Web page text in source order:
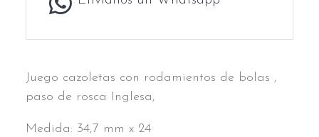
Juego cazoletas con rodamientos de bolas ,
paso de rosca Inglesa,
Medida: 34,7 mm x 24